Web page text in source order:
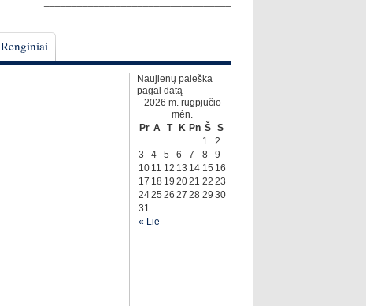
Renginiai
Naujienų paieška
pagal datą
2026 m. rugpjūčio
mėn.
Pr A T K Pn Š S
« Lie
1
2
3
4 5 6 7 8
9
10 11 12 13 14 15 16
17 18 19 2021 22 23
2425 26 27 28 29 30
31